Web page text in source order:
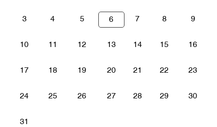
3 4 5 6 7 8 9
10 11 12 13 14 15 16
17 18 19 20 21 22 23
24 25 26 27 28 29 30
31